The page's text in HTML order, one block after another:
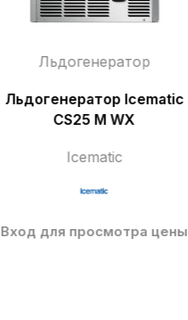
Льдогенератор
Льдогенератор Icematic
CS25 M WX
Icematic
Вход для просмотра цены